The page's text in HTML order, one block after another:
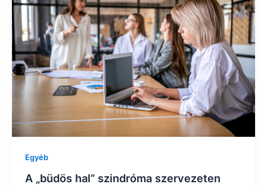
Egyéb
A „büdös hal” szindróma szervezeten